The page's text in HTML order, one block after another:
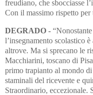
freudiano, che sbocciasse
Con il massimo rispetto
DEGRADO -
l’insegnamento scolastico
altrove. Ma si sprecano le
Macchiarini, toscano di
primo trapianto al mondo
staminali del ricevente e
Straordinario,